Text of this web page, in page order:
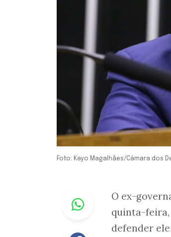
Foto: Kayo Magalhães/Câmara dos
Whastapp
Facebook
O ex-
quinta-feira,
defender